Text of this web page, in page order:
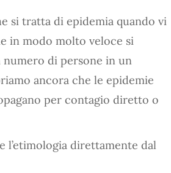
si tratta di epidemia quando vi
in modo molto veloce si
di persone in un
ancora che le epidemie
per contagio diretto o
l’etimologia direttamente dal